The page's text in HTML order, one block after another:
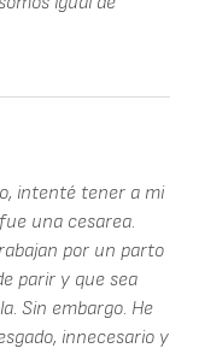
intenté tener a mi
una cesarea.
por un parto
parir y que sea
Sin embargo. He
innecesario y